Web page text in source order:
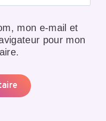
mon e-mail et
pour mon